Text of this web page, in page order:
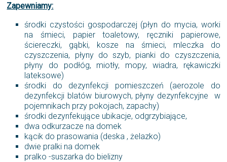
Zapewniamy:
środki czystości gospodarczej (płyn do mycia, worki
na śmieci, papier toaletowy, ręczniki papierowe,
ściereczki, gąbki, kosze na śmieci, mleczka do
czyszczenia, płyny do szyb, pianki do czyszczenia,
płyny do podłóg, miotły, mopy, wiadra, rękawiczki
lateksowe)
środki do dezynfekcji pomieszczeń (aerozole do
dezynfekcji blatów biurowych, płyny dezynfekcyjne w
pojemnikach przy pokojach, zapachy)
środki dezynfekujące ubikacje, odgrzybiające,
dwa odkurzacze na domek
kącik do prasowania (deska , żelazko)
dwie pralki na domek
pralko -suszarka do bielizny